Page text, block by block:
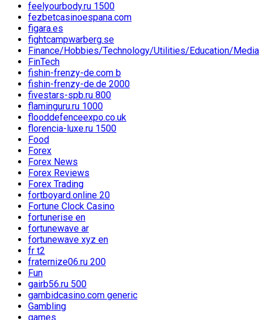
feelyourbody.ru 1500
fezbetcasinoespana.com
figara.es
fightcampwarberg.se
Finance/Hobbies/Technology/Utilities/Education/Media
FinTech
fishin-frenzy-de.com b
fishin-frenzy-de.de 2000
fivestars-spb.ru 800
flaminguru.ru 1000
flooddefenceexpo.co.uk
florencia-luxe.ru 1500
Food
Forex
Forex News
Forex Reviews
Forex Trading
fortboyard.online 20
Fortune Clock Casino
fortunerise en
fortunewave ar
fortunewave xyz en
fr t2
fraternize06.ru 200
Fun
gairb56.ru 500
gambidcasino.com generic
Gambling
games